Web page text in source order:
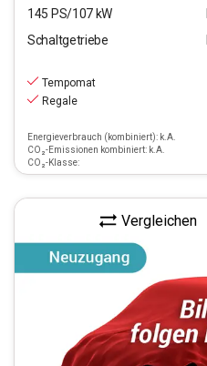
145 PS/107 kW
Schaltgetriebe
Tempomat
Regale
Energieverbrauch (kombiniert): k.A.
CO₂-Emissionen kombiniert: k.A.
CO₂-Klasse:
Vergleichen